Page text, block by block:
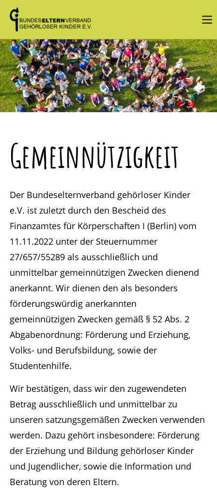
Login
Benutzername
Passwort
Angemeldet bleiben
Register | Lost your password?
Support
Lorem ipsum dolor sit amet:
24h/ 365days
We offer support for our customers
Get in touch
Cybersteel Inc.
376-293 City Road, Suite 600
San Francisco, CA 94102
Have any questions?
+44 1234 567 890
Gemeinnützigkeit
Der Bundeselternverband gehörloser Kinder
e.V. ist zuletzt durch den Bescheid des
Finanzamtes für Körperschaften I (Berlin) vom
11.11.2022 unter der Steuernummer
27/657/55289 als ausschließlich und
unmittelbar gemeinnützigen Zwecken dienend
anerkannt. Wir dienen den als besonders
förderungswürdig anerkannten
gemeinnützigen Zwecken gemäß § 52 Abs. 2
Abgabenordnung: Förderung und Erziehung,
Volks- und Berufsbildung, sowie der
Studentenhilfe.
Wir bestätigen, dass wir den zugewendeten
Betrag ausschließlich und unmittelbar zu
unseren satzungsgemäßen Zwecken verwenden
werden. Dazu gehört insbesondere: Förderung
der Erziehung und Bildung gehörloser Kinder
und Jugendlicher, sowie die Information und
Beratung von deren Eltern.